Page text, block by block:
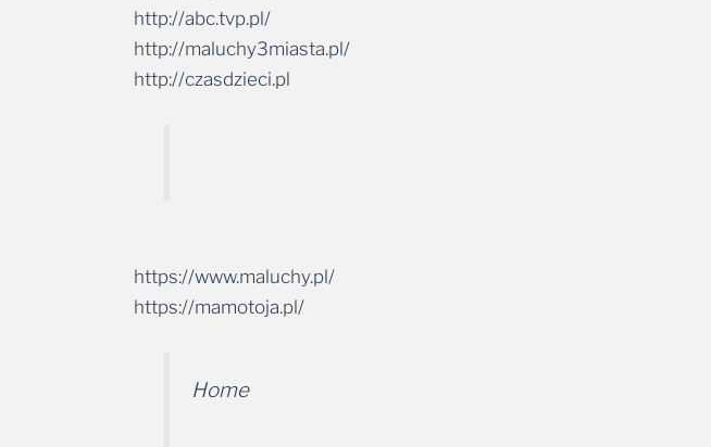
http://abc.tvp.pl/
http://maluchy3miasta.pl/
http://czasdzieci.pl
https://www.maluchy.pl/
https://mamotoja.pl/
Home